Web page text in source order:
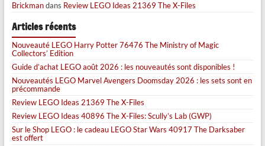
Brickmandans Review LEGO Ideas 21369 The X-Files
Articles récents
Nouveauté LEGO Harry Potter 76476 The Ministry of Magic
Collectors’ Edition
Guide d’achat LEGO août 2026 : les nouveautés sont disponibles !
Nouveautés LEGO Marvel Avengers Doomsday 2026 : les sets sont en
précommande
Review LEGO Ideas 21369 The X-Files
Review LEGO Ideas 40896 The X-Files: Scully’s Lab (GWP)
Sur le Shop LEGO : le cadeau LEGO Star Wars 40917 The Darksaber
est offert